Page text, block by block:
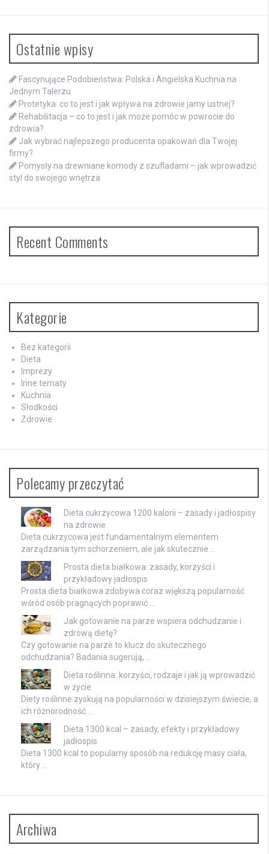
Ostatnie wpisy
Fascynujące Podobieństwa: Polska i Angielska Kuchnia na
Jednym Talerzu
Protetyka: co to jest i jak wpływa na zdrowie jamy ustnej?
Rehabilitacja – co to jest i jak może pomóc w powrocie do
zdrowia?
Jak wybrać najlepszego producenta opakowań dla Twojej
firmy?
Pomysły na drewniane komody z szufladami – jak wprowadzić
styl do swojego wnętrza
Recent Comments
Kategorie
Bez kategorii
Dieta
Imprezy
Inne tematy
Kuchnia
Słodkości
Zdrowie
Polecamy przeczytać
Dieta cukrzycowa 1200 kalorii – zasady i jadłospisy
na zdrowie
Dieta cukrzycowa jest fundamentalnym elementem
zarządzania tym schorzeniem, ale jak skutecznie …
Prosta dieta białkowa: zasady, korzyści i
przykładowy jadłospis
Prosta dieta białkowa zdobywa coraz większą popularność
wśród osób pragnących poprawić …
Jak gotowanie na parze wspiera odchudzanie i
zdrową dietę?
Czy gotowanie na parze to klucz do skutecznego
odchudzania? Badania sugerują, …
Dieta roślinna: korzyści, rodzaje i jak ją wprowadzić
w życie
Diety roślinne zyskują na popularności w dzisiejszym świecie, a
ich różnorodność …
Dieta 1300 kcal – zasady, efekty i przykładowy
jadłospis
Dieta 1300 kcal to popularny sposób na redukcję masy ciała,
który …
Archiwa